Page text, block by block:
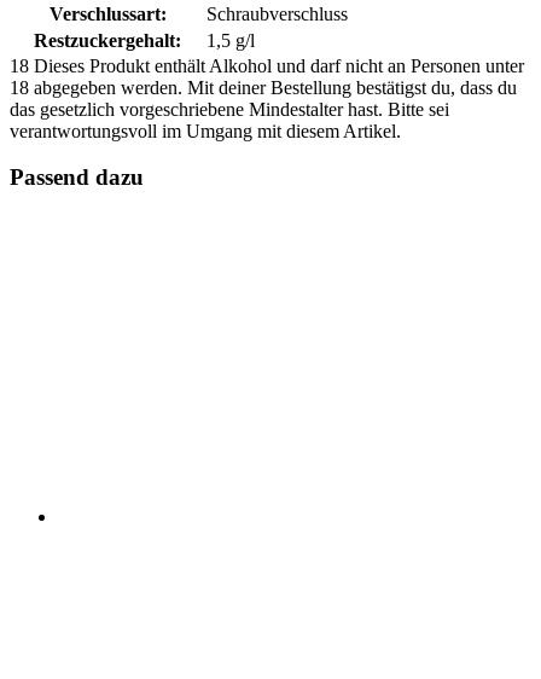
Verschlussart:
Schraubverschluss
Restzuckergehalt:
1,5 g/l
18 Dieses Produkt enthält Alkohol und darf nicht an Personen unter
18 abgegeben werden. Mit deiner Bestellung bestätigst du, dass du
das gesetzlich vorgeschriebene Mindestalter hast. Bitte sei
verantwortungsvoll im Umgang mit diesem Artikel.
Passend dazu